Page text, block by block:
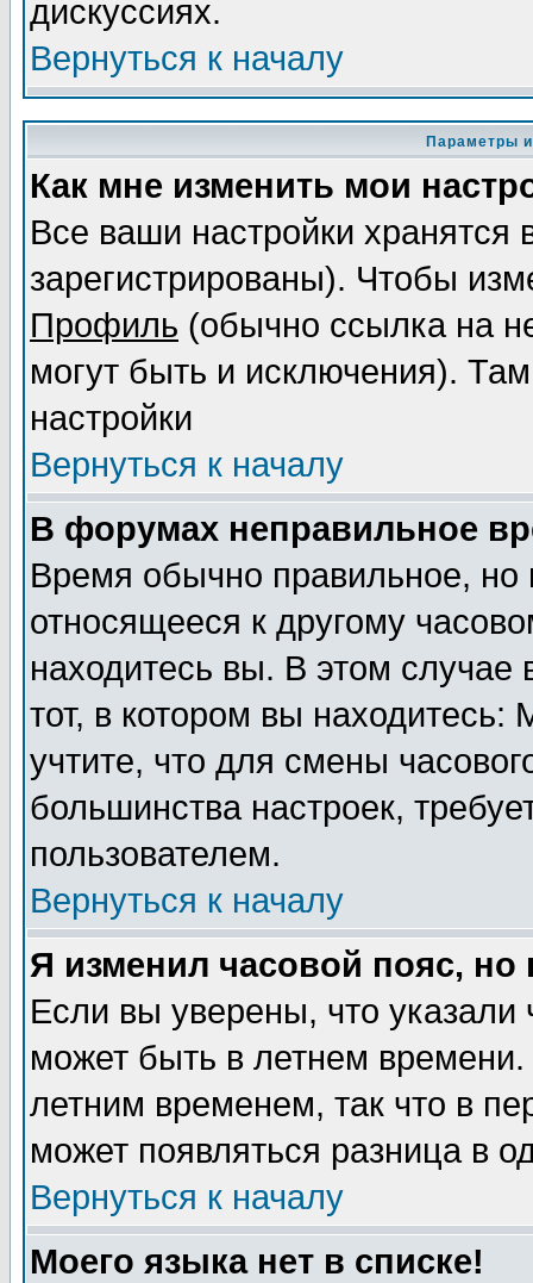
дискуссиях.
Вернуться к началу
Параметры
Как мне изменить мои
Все ваши настройки
зарегистрированы). Чтобы
Профиль (обычно ссылка на
могут быть и исключения).
настройки
Вернуться к началу
В форумах неправильное
Время обычно правильное,
относящееся к другому
находитесь вы. В этом
тот, в котором вы
учтите, что для смены
большинства настроек,
пользователем.
Вернуться к началу
Я изменил часовой пояс,
Если вы уверены, что указали
может быть в летнем
летним временем, так что в
может появляться разница в
Вернуться к началу
Моего языка нет в списке!